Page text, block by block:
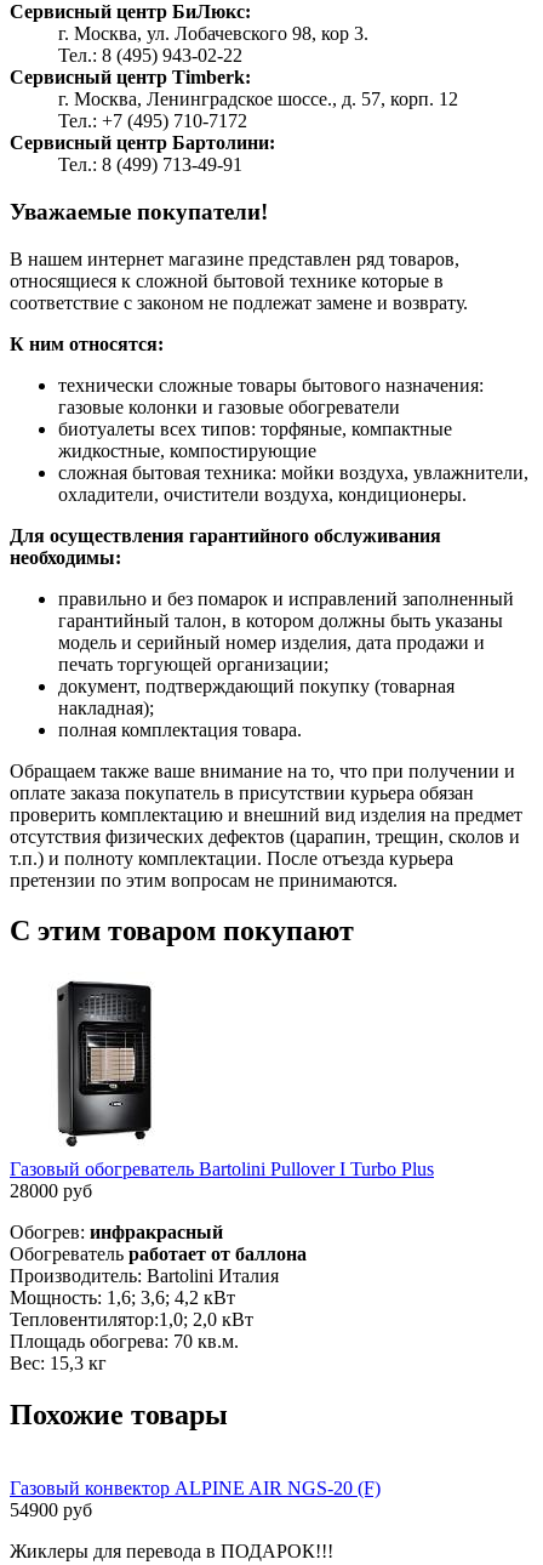
Сервисный центр БиЛюкс:
г. Москва, ул. Лобачевского 98, кор 3.
Тел.: 8 (495) 943-02-22
Сервисный центр Timberk:
г. Москва, Ленинградское шоссе., д. 57, корп. 12
Тел.: +7 (495) 710-7172
Сервисный центр Бартолини:
Тел.: 8 (499) 713-49-91
Уважаемые покупатели!
В нашем интернет магазине представлен ряд товаров,
относящиеся к сложной бытовой технике которые в
соответствие с законом не подлежат замене и возврату.
К ним относятся:
технически сложные товары бытового назначения:
газовые колонки и газовые обогреватели
биотуалеты всех типов: торфяные, компактные
жидкостные, компостирующие
сложная бытовая техника: мойки воздуха, увлажнители,
охладители, очистители воздуха, кондиционеры.
Для осуществления гарантийного обслуживания
необходимы:
правильно и без помарок и исправлений заполненный
гарантийный талон, в котором должны быть указаны
модель и серийный номер изделия, дата продажи и
печать торгующей организации;
документ, подтверждающий покупку (товарная
накладная);
полная комплектация товара.
Обращаем также ваше внимание на то, что при получении и
оплате заказа покупатель в присутствии курьера обязан
проверить комплектацию и внешний вид изделия на предмет
отсутствия физических дефектов (царапин, трещин, сколов и
т.п.) и полноту комплектации. После отъезда курьера
претензии по этим вопросам не принимаются.
С этим товаром покупают
Газовый обогреватель Bartolini Pullover I Turbo Plus
28000 руб
Обогрев: инфракрасный
Обогреватель работает от баллона
Производитель: Bartolini Италия
Мощность: 1,6; 3,6; 4,2 кВт
Тепловентилятор:1,0; 2,0 кВт
Площадь обогрева: 70 кв.м.
Вес: 15,3 кг
Похожие товары
Газовый конвектор ALPINE AIR NGS-20 (F)
54900 руб
Жиклеры для перевода в ПОДАРОК!!!